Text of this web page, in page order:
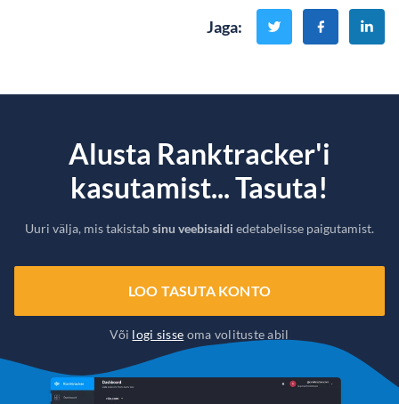
Jaga:
Alusta Ranktracker'i
kasutamist... Tasuta!
Uuri välja, mis takistabsinu veebisaidi edetabelisse paigutamist.
LOO TASUTA KONTO
Või logi sisse oma volituste abil